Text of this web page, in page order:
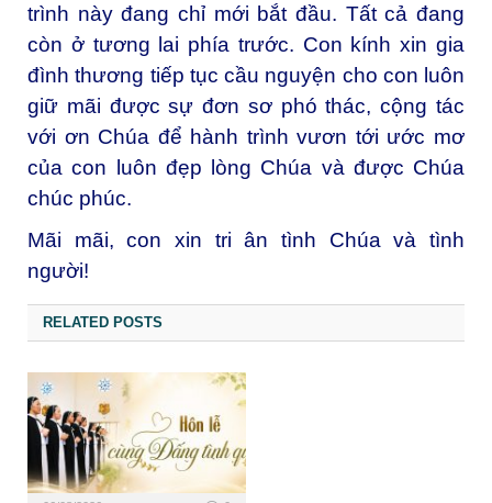
trình này đang chỉ mới bắt đầu. Tất cả đang
còn ở tương lai phía trước. Con kính xin gia
đình thương tiếp tục cầu nguyện cho con luôn
giữ mãi được sự đơn sơ phó thác, cộng tác
với ơn Chúa để hành trình vươn tới ước mơ
của con luôn đẹp lòng Chúa và được Chúa
chúc phúc.
Mãi mãi, con xin tri ân tình Chúa và tình
người!
RELATED POSTS